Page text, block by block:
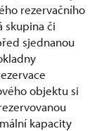
rezervačního
skupina či
sjednanou
objektu si
kapacity